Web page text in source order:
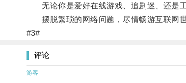
无论你是爱好在线游戏、追剧迷、还是工
摆脱繁琐的网络问题，尽情畅游互联网世
#3#
评论
游客